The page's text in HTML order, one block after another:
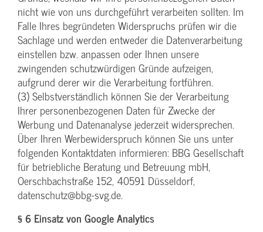
nicht wie von uns durchgeführt verarbeiten sollten. Im
Falle Ihres begründeten Widerspruchs prüfen wir die
Sachlage und werden entweder die Datenverarbeitung
einstellen bzw. anpassen oder Ihnen unsere
zwingenden schutzwürdigen Gründe aufzeigen,
aufgrund derer wir die Verarbeitung fortführen.
(3) Selbstverständlich können Sie der Verarbeitung
Ihrer personenbezogenen Daten für Zwecke der
Werbung und Datenanalyse jederzeit widersprechen.
Über Ihren Werbewiderspruch können Sie uns unter
folgenden Kontaktdaten informieren: BBG Gesellschaft
für betriebliche Beratung und Betreuung mbH,
Oerschbachstraße 152, 40591 Düsseldorf,
datenschutz@bbg-svg.de.
§ 6 Einsatz von Google Analytics